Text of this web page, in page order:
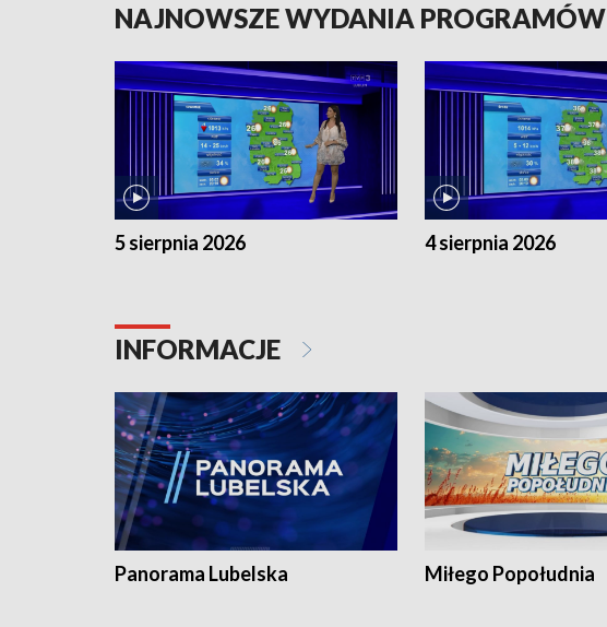
NAJNOWSZE WYDANIA PROGRAMÓW
5 sierpnia 2026 4 sierpnia 2026
INFORMACJE
Panorama Lubelska Miłego Popołudnia